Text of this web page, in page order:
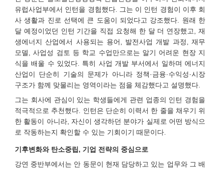
유럽사업부에서 인턴을 경험했다. 그는 이 인턴 경험이 이후 회
사 생활과 진로 선택에 큰 도움이 되었다고 강조했다. 원래 한
달 예정이었던 인턴 기간을 직접 요청해 한 달 더 연장했고, 재
생에너지 산업에서 사용되는 용어, 발전사업 개발 과정, 재무
모델, 사업성 검토 등 학교 수업만으로는 알기 어려운 현장 지
식을 배울 수 있었다. 특히 사업 개발 부서에서 일하며 에너지
산업이 단순히 기술의 문제가 아니라 정책·금융·수익성·시장
구조가 함께 맞물리는 영역이라는 점을 체감했다고 설명했다.
그는 회사에 관심이 있는 학생들에게 관련 업종의 인턴 경험을
적극적으로 추천했다. 인턴은 단순히 이력서 한 줄을 채우기 위
한 활동이 아니라, 자신이 생각하던 분야가 실제로 어떤 방식으
로 작동하는지 확인할 수 있는 기회이기 때문이다.
기후변화와 탄소중립, 기업 전략의 중심으로
강연 중반부에서는 안 동문이 현재 담당하고 있는 업무와 그 배